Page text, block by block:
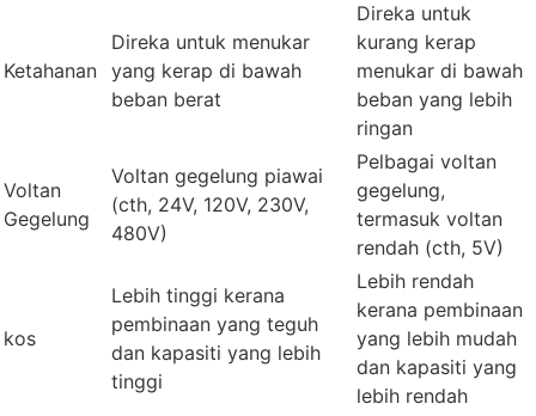
Ketahanan
Direka untuk menukar
yang kerap di bawah
beban berat
Direka untuk
kurang kerap
menukar di bawah
beban yang lebih
ringan
Voltan
Gegelung
Voltan gegelung piawai
(cth, 24V, 120V, 230V,
480V)
Pelbagai voltan
gegelung,
termasuk voltan
rendah (cth, 5V)
kos
Lebih tinggi kerana
pembinaan yang teguh
dan kapasiti yang lebih
tinggi
Lebih rendah
kerana pembinaan
yang lebih mudah
dan kapasiti yang
lebih rendah